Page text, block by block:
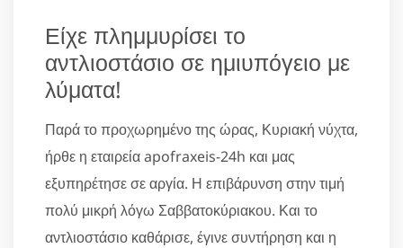
Είχε πλημμυρίσει το
αντλιοστάσιο σε ημιυπόγειο με
λύματα!
Παρά το προχωρημένο της ώρας, Κυριακή νύχτα,
ήρθε η εταιρεία apofraxeis-24h και μας
εξυπηρέτησε σε αργία. Η επιβάρυνση στην τιμή
πολύ μικρή λόγω Σαββατοκύριακου. Και το
αντλιοστάσιο καθάρισε, έγινε συντήρηση και η